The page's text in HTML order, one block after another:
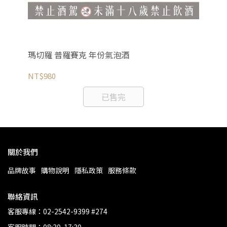
瑪切羅 普羅賽克 年份氣泡酒
NT$980
已售完
關於我們
品牌故事 購物說明 隱私政策 服務條款
聯絡資訊
客服專線：02-2542-9399 #274